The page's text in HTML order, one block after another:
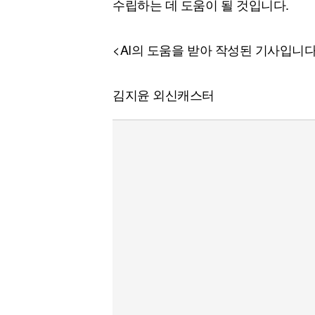
수립하는 데 도움이 될 것입니다.
<AI의 도움을 받아 작성된 기사입니
김지윤 외신캐스터